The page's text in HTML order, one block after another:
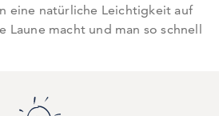
eine natürliche Leichtigkeit auf
Laune macht und man so schnell